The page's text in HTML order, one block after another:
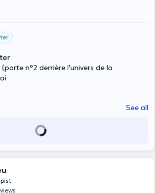
(porte n°2 derrière l'univers de la
See all